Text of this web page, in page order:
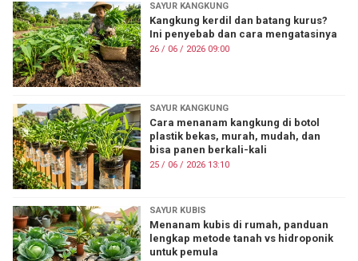
SAYUR KANGKUNG
Kangkung kerdil dan batang kurus?
Ini penyebab dan cara mengatasinya
26 / 06 / 2026 09:00
SAYUR KANGKUNG
Cara menanam kangkung di botol
plastik bekas, murah, mudah, dan
bisa panen berkali-kali
25 / 06 / 2026 13:10
SAYUR KUBIS
Menanam kubis di rumah, panduan
lengkap metode tanah vs hidroponik
untuk pemula